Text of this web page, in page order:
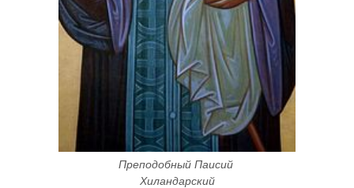
Преподобный Паисий
Хиландарский